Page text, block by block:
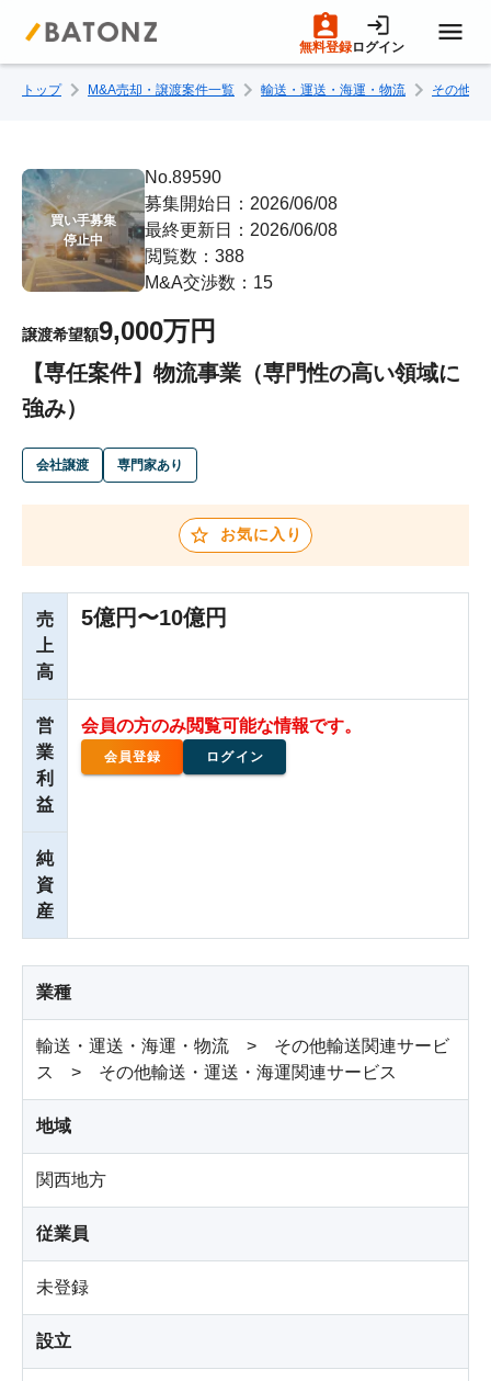
無料登録ログイン
トップページ
M&A案件一覧
売りたい方へ
成約事例
M&A専門家の方へ
トップ M&A売却・譲渡案件一覧 輸送・運送・海運・物流 その他輸
買い手募集
停止中
No.89590
募集開始日：2026/06/08
最終更新日：2026/06/08
閲覧数：388
M&A交渉数：15
譲渡希望額9,000万円
【専任案件】物流事業（専門性の高い領域に
強み）
会社譲渡 専門家あり
お気に入り
売
上
高
5億円〜10億円
営
業
利
益
会員の方のみ閲覧可能な情報です。
会員登録 ログイン
純
資
産
業種
輸送・運送・海運・物流 > その他輸送関連サービ
ス > その他輸送・運送・海運関連サービス
地域
関西地方
従業員
未登録
設立